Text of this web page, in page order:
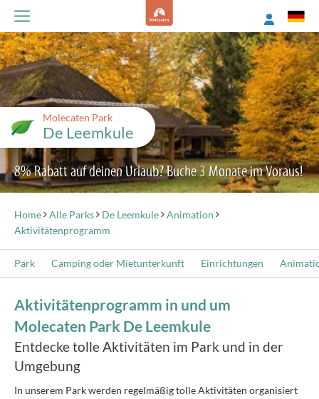
Molecaten Park
De Leemkule
8% Rabatt auf deinen Urlaub? Buche 3 Monate im Voraus!
Home Alle Parks De Leemkule
Animation
Aktivitätenprogramm
Park Camping oder Mietunterkunft Einrichtungen
Aktivitätenprogramm in und um
Molecaten Park De Leemkule
Entdecke tolle Aktivitäten im Park und in der
Umgebung
In unserem Park werden regelmäßig tolle Aktivitäten organisiert